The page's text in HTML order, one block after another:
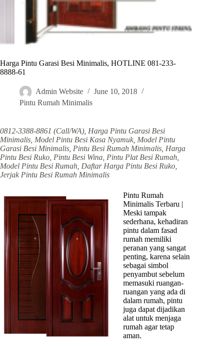
Harga Pintu Garasi Besi Minimalis, HOTLINE 081-233-
8888-61
Admin Website
June 10, 2018
Pintu Rumah Minimalis
0812-3388-8861 (Call/WA), Harga Pintu Garasi Besi
Minimalis, Model Pintu Besi Kasa Nyamuk, Model Pintu
Garasi Besi Minimalis, Pintu Besi Rumah Minimalis, Harga
Pintu Besi Ruko, Pintu Besi Wina, Pintu Plat Besi Rumah,
Model Pintu Besi Rumah, Daftar Harga Pintu Besi Ruko,
Jerjak Pintu Besi Rumah Minimalis
Pintu Rumah
Minimalis Terbaru |
Meski tampak
sederhana, kehadiran
pintu dalam fasad
rumah memiliki
peranan yang sangat
penting, karena selain
sebagai simbol
penyambut sebelum
memasuki ruangan-
ruangan yang ada di
dalam rumah, pintu
juga dapat dijadikan
alat untuk menjaga
rumah agar tetap
aman.